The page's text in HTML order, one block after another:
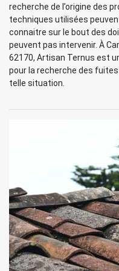
recherche de l’origine des
techniques utilisées
connaitre sur le bout des
peuvent pas intervenir. À
62170, Artisan Ternus est
pour la recherche des
telle situation.